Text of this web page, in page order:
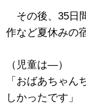
その後、35日
作など夏休みの
（児童は―）
「おばあちゃ
しかったです」